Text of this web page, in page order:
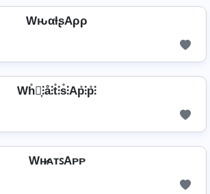
WԋαƚʂAρρ
Wh̊⫶͎⫶å⫶t̊⫶s̊⫶Ap̊⫶p̊⫶
Wʜ̷ᴀᴛꜱAᴘᴘ